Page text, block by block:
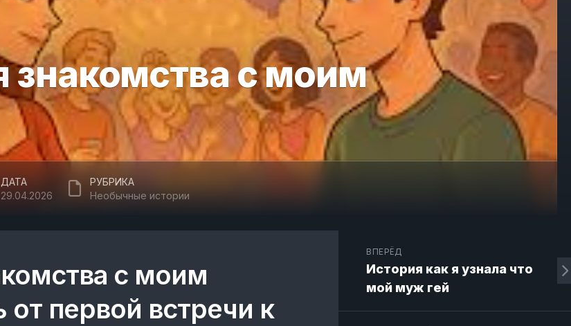
знакомства с моим
ДАТА
29.04.2026
РУБРИКА
Необычные истории
с моим
первой встречи к
ВПЕРЁД
История как я узнала что
мой муж гей